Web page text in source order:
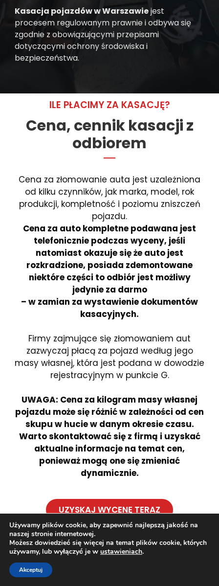
Kasacja pojazdów w Warszawiejest
procesem regulowanym prawnie i odbywa się
zgodnie z obowiązującymi przepisami
dotyczącymi ochrony środowiska i
bezpieczeństwa.
ILE PŁACIMY ZA KASACJĘ?
Cena, cennik kasacji z
odbiorem
Cena za złomowanie auta jest uzależniona
od kilku czynników, jak marka, model, rok
produkcji, kompletność i poziomu zniszczeń
pojazdu.
Cena za auto kompletne podawana jest
telefonicznie podczas wyceny, jeśli
natomiast okazuje się że auto jest
rozkradzione, posiada zdemontowane
niektóre części to odbiór jest możliwy
jedynie za darmo
– w zamian za wystawienie dokumentów
kasacyjnych.
Firmy zajmujące się złomowaniem aut
zazwyczaj płacą za pojazd według jego
masy własnej, która jest podana w dowodzie
rejestracyjnym w punkcie G.
UWAGA: Cena za kilogram masy własnej
pojazdu może się różnić w zależności od cen
skupu w hucie w danym okresie czasu.
Warto skontaktować się z firmą i uzyskać
aktualne informacje na temat cen,
ponieważ mogą one się zmieniać
dynamicznie.
UZYSKAJ WYCENĘ TERAZ
CO KUPUJEMY NA KASACJĘ?
Złomowanie, kasacja i
Używamy plików cookie, aby zapewnić najlepszą jakość na
naszej stronie internetowej.
Możesz dowiedzieć się więcej na temat plików cookie, których
używamy, lub wyłączyć je w ustawieniach.
Akceptuj